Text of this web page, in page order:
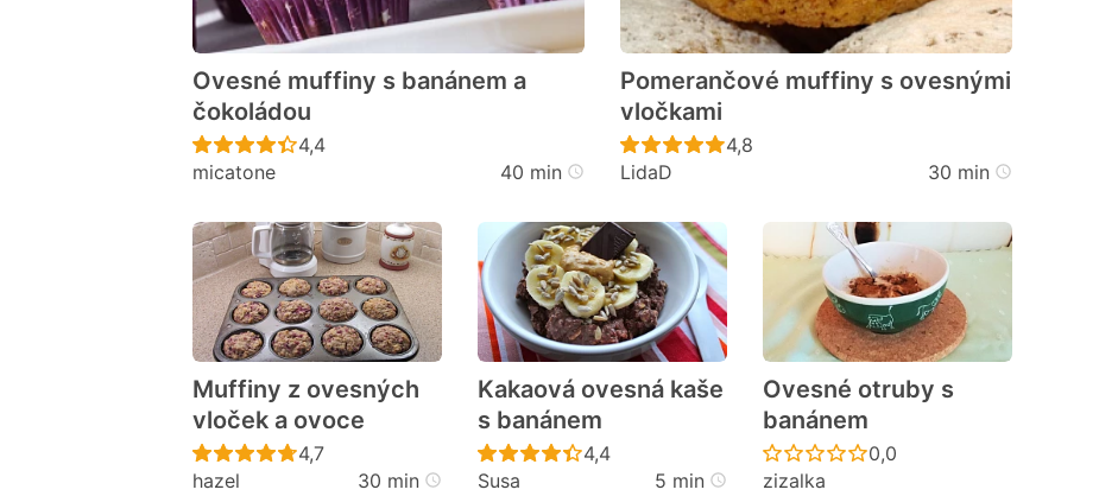
Ovesné muffiny s banánem a
čokoládou
Recept ještě nebyl hodnocen
4,4
micatone
40 min
Pomerančové muffiny s ovesnými
vločkami
Recept ještě nebyl hodnocen
4,8
LidaD
30 min
Muffiny z ovesných
vloček a ovoce
Recept ještě nebyl hodnocen
4,7
hazel
30 min
Kakaová ovesná kaše
s banánem
Recept ještě nebyl hodnocen
4,4
Susa
5 min
Ovesné otruby s
banánem
Recept ještě nebyl hodnocen
0,0
zizalka